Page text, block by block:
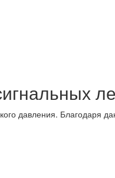
давления. Благодаря